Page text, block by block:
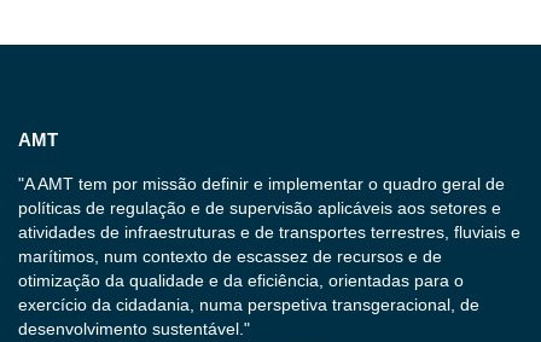
AMT
"A AMT tem por missão definir e implementar o quadro geral de
políticas de regulação e de supervisão aplicáveis aos setores e
atividades de infraestruturas e de transportes terrestres, fluviais e
marítimos, num contexto de escassez de recursos e de
otimização da qualidade e da eficiência, orientadas para o
exercício da cidadania, numa perspetiva transgeracional, de
desenvolvimento sustentável."